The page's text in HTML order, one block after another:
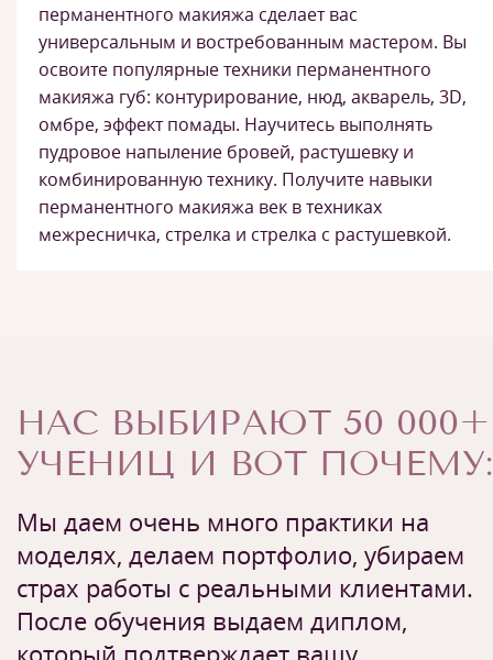
перманентного макияжа сделает вас
универсальным и востребованным мастером. Вы
освоите популярные техники перманентного
макияжа губ: контурирование, нюд, акварель, 3D,
омбре, эффект помады. Научитесь выполнять
пудровое напыление бровей, растушевку и
комбинированную технику. Получите навыки
перманентного макияжа век в техниках
межресничка, стрелка и стрелка с растушевкой.
НАС ВЫБИРАЮТ 50 000+
УЧЕНИЦ И ВОТ ПОЧЕМУ:
Мы даем очень много практики на
моделях, делаем портфолио, убираем
страх работы с реальными клиентами.
После обучения выдаем диплом,
который подтверждает вашу